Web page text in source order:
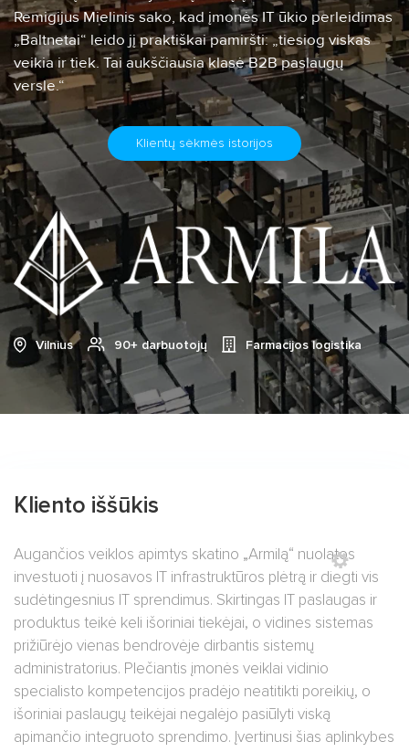
SOC (Saugumo operacijų centras)
CyberLearn platforma
Turinio transliavimo tinklas (CDN)
Remigijus Mielinis sako, kad įmonės IT ūkio perleidimas
„Baltnetai“ leido jį praktiškai pamiršti: „tiesiog viskas
veikia ir tiek. Tai aukščiausia klasė B2B paslaugų
versle.“
Klientų sėkmės istorijos
Vilnius 90+ darbuotojų Farmacijos logistika
Kliento iššūkis
Augančios veiklos apimtys skatino „Armilą“ nuolatos
investuoti į nuosavos IT infrastruktūros plėtrą ir diegti vis
sudėtingesnius IT sprendimus. Skirtingas IT paslaugas ir
produktus teikė keli išoriniai tiekėjai, o vidines sistemas
prižiūrėjo vienas bendrovėje dirbantis sistemų
administratorius. Plečiantis įmonės veiklai vidinio
specialisto kompetencijos pradėjo neatitikti poreikių, o
išoriniai paslaugų teikėjai negalėjo pasiūlyti viską
apimančio integruoto sprendimo. Įvertinusi šias aplinkybes